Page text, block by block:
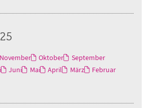
November Oktober
September
Juni Mai April März
Februar